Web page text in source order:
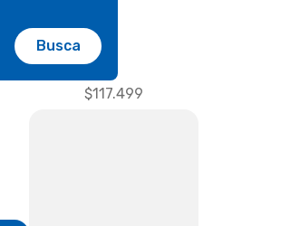
Busca
$117.499